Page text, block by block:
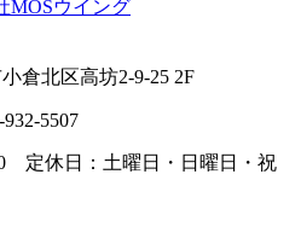
倉北区高坊2-9-25 2F
5507
定休日：土曜日・日曜日・祝